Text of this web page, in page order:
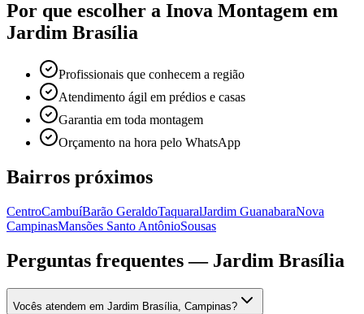
Por que escolher a Inova Montagem em
Jardim Brasília
Profissionais que conhecem a região
Atendimento ágil em prédios e casas
Garantia em toda montagem
Orçamento na hora pelo WhatsApp
Bairros próximos
CentroCambuíBarão GeraldoTaquaralJardim GuanabaraNova
CampinasMansões Santo AntônioSousas
Perguntas frequentes — Jardim Brasília
Vocês atendem em Jardim Brasília, Campinas?